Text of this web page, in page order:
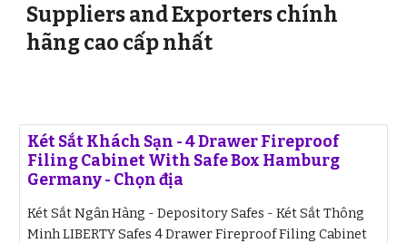
Suppliers and Exporters chính
hãng cao cấp nhất
Két Sắt Khách Sạn - 4 Drawer Fireproof
Filing Cabinet With Safe Box Hamburg
Germany - Chọn địa
Két Sắt Ngân Hàng - Depository Safes - Két Sắt Thông
Minh LIBERTY Safes 4 Drawer Fireproof Filing Cabinet